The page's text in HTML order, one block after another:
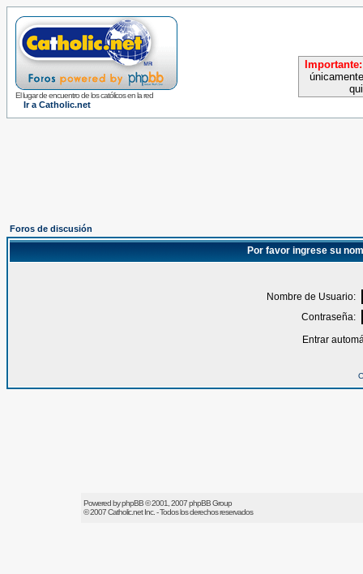
El lugar de encuentro de los católicos en la red
Ir a Catholic.net
Importante:
Foros de discusión
Por favor ingrese su
Nombre de Usuario:
Contraseña:
Entrar
Powered byphpBB© 2001, 2007 phpBB Group
© 2007Catholic.netInc. - Todos los derechos reservados